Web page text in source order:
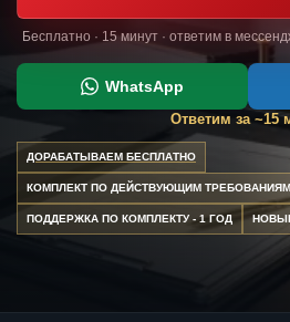
Бесплатно · 15 минут · ответим в
WhatsApp
Ответим за ~15
ДОРАБАТЫВАЕМ БЕСПЛАТНО
КОМПЛЕКТ ПО ДЕЙСТВУЮЩИМ ТРЕБОВАНИЯМ
ПОДДЕРЖКА ПО КОМПЛЕКТУ - 1 ГОД